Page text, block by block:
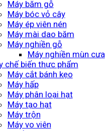
Máy băm gỗ
Máy bóc vỏ cây
Máy ép viên nén
Máy mài dao băm
Máy nghiền gỗ
Máy nghiền mùn cưa
chế biến thực phẩm
Máy cắt bánh kẹo
Máy hấp
Máy phân loại hạt
Máy tạo hạt
Máy trộn
Máy vo viên